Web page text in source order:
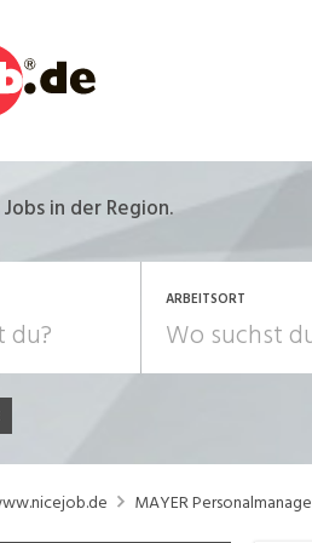
in der Region.
ARBEITSORT
Biotechnologie
MAYER